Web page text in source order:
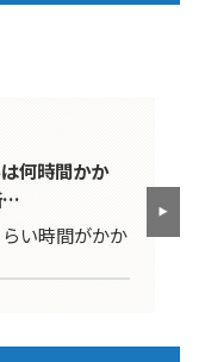
何時間かか
…
い時間がかか